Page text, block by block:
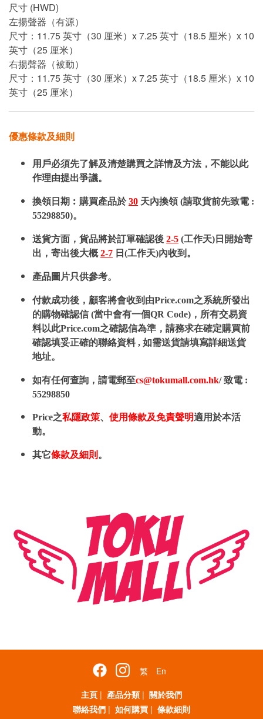
尺寸 (HWD)
左揚聲器（有源）
尺寸：11.75 英寸（30 厘米）x 7.25 英寸（18.5 厘米）x 10
英寸（25 厘米）
右揚聲器（被動）
尺寸：11.75 英寸（30 厘米）x 7.25 英寸（18.5 厘米）x 10
英寸（25 厘米）
優惠條款及細則
用戶必須先了解及清楚購買之詳情及方法，不能以此
作理由提出爭議。
換領日期︰購買產品於30 天內換領 (請取貨前先致電 :
55298850)。
送貨方面，貨品將於訂單確認後 2-5 (工作天)日開始寄
出，寄出後大概2-7 日(工作天)內收到。
產品圖片只供參考。
付款成功後，顧客將會收到由Price.com之系統所發出
的購物確認信 (當中會有一個QR Code)，所有交易資
料以此Price.com之確認信為準，請務求在確定購買前
確認填妥正確的聯絡資料 , 如需送貨請填寫詳細送貨
地址。
如有任何查詢，請電郵至cs@tokumall.com.hk/ 致電 :
55298850
Price之私隱政策、 使用條款及免責聲明適用於本活
動。
其它條款及細則 。
繁
En
主頁 | 產品分類 | 關於我們
聯絡我們 | 如何購買 | 條款細則